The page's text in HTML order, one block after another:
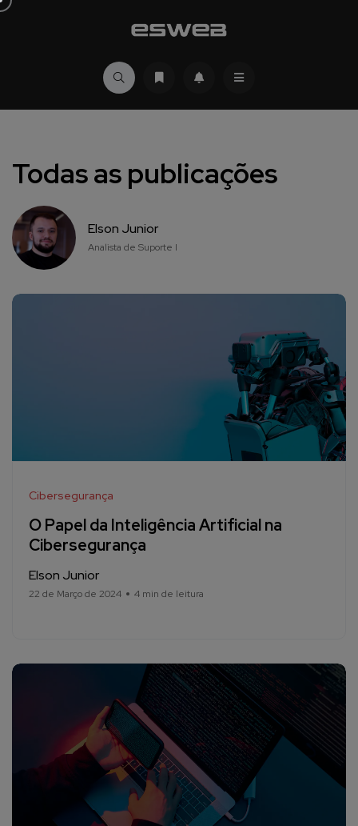
Todas as publicações
Elson Junior
Analista de Suporte I
Cibersegurança
O Papel da Inteligência Artificial na
Cibersegurança
Elson Junior
22 de Março de 2024 4 min de leitura